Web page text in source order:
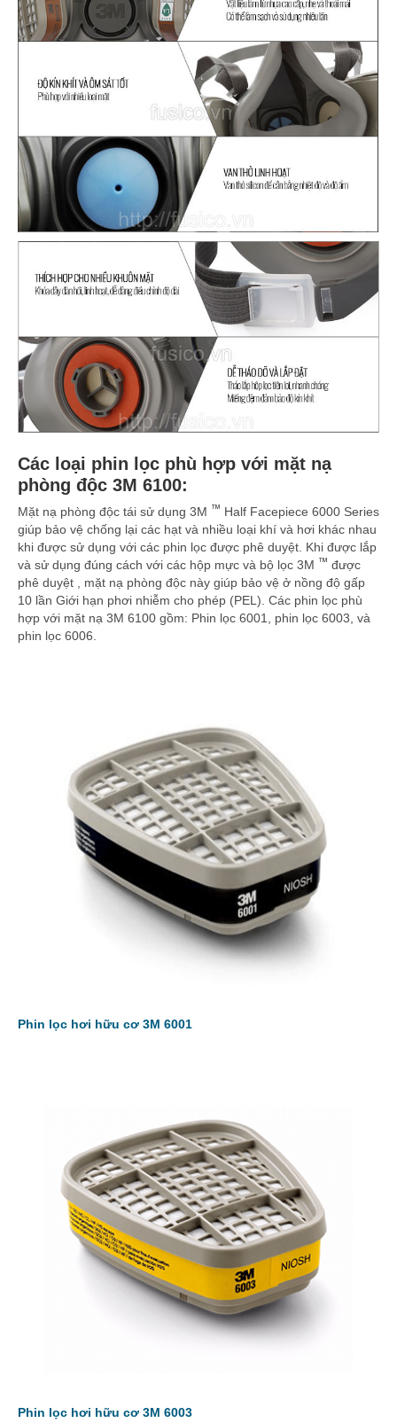
Các loại phin lọc phù hợp với mặt nạ
phòng độc 3M 6100:
Mặt nạ phòng độc tái sử dụng 3M ™ Half Facepiece 6000 Series
giúp bảo vệ chống lại các hạt và nhiều loại khí và hơi khác nhau
khi được sử dụng với các phin lọc được phê duyệt. Khi được lắp
và sử dụng đúng cách với các hộp mực và bộ lọc 3M ™ được
phê duyệt , mặt nạ phòng độc này giúp bảo vệ ở nồng độ gấp
10 lần Giới hạn phơi nhiễm cho phép (PEL). Các phin lọc phù
hợp với mặt nạ 3M 6100 gồm: Phin lọc 6001, phin lọc 6003, và
phin lọc 6006.
Phin lọc hơi hữu cơ 3M 6001
Phin lọc hơi hữu cơ 3M 6003